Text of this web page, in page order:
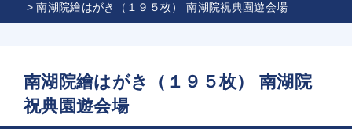
> 南湖院繪はがき（１９５枚） 南湖院祝典園遊会場
南湖院繪はがき（１９５枚） 南湖院
祝典園遊会場